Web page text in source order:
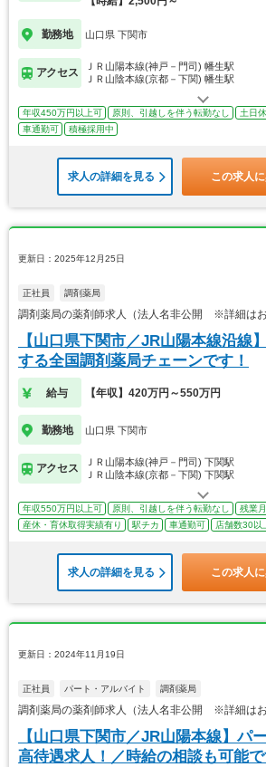
勤務地 山口県 下関市
アクセス
ＪＲ山陽本線(神戸－門司) 幡生駅
ＪＲ山陰本線(京都－下関) 幡生駅
年収450万円以上可 原則、引越しを伴う転勤なし 土日
車通勤可
積極採用中
求人の詳細を見る この求人
更新日：2025年12月25日
正社員 調剤薬局
調剤薬局の薬剤師求人（法人名非公開 ※詳細はお
【山口県下関市／JR山陽本線沿線
する全国調剤薬局チェーンです！
給与 【年収】420万円～550万円
勤務地 山口県 下関市
アクセス
ＪＲ山陽本線(神戸－門司) 下関駅
ＪＲ山陰本線(京都－下関) 下関駅
年収550万円以上可 原則、引越しを伴う転勤なし
残業
産休・育休取得実績有り
駅チカ 車通勤可 店舗数30以
求人の詳細を見る この求人
更新日：2024年11月19日
正社員 パート・アルバイト 調剤薬局
調剤薬局の薬剤師求人（法人名非公開 ※詳細はお
【山口県下関市／JR山陽本線】パ
高待遇求人！／時給の相談も可能で